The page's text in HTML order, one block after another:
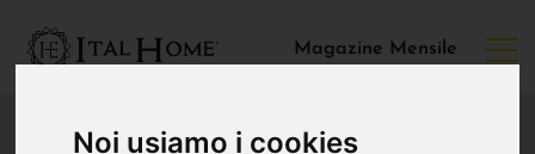
Noi usiamo i cookies
Magazine Mensile